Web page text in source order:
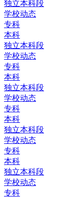
独立本科段
学校动态
专科
本科
独立本科段
学校动态
专科
本科
独立本科段
学校动态
专科
本科
独立本科段
学校动态
专科
本科
独立本科段
学校动态
专科